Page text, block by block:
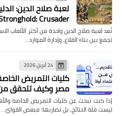
لعبة صلاح الدين:
Crusader
تُعد لعبة صلاح الدين واحدة من أكثر الألعاب
تجمع بين بناء القلاع، وإدارة الموارد…
24 أبريل 2026
كليات التمريض
مصر وكيف تتحقق من
إذا كنت تبحث عن كليات التمريض الخاصة
ليست قلة النتائج، بل تضاربها؛ فبعض القوائ…